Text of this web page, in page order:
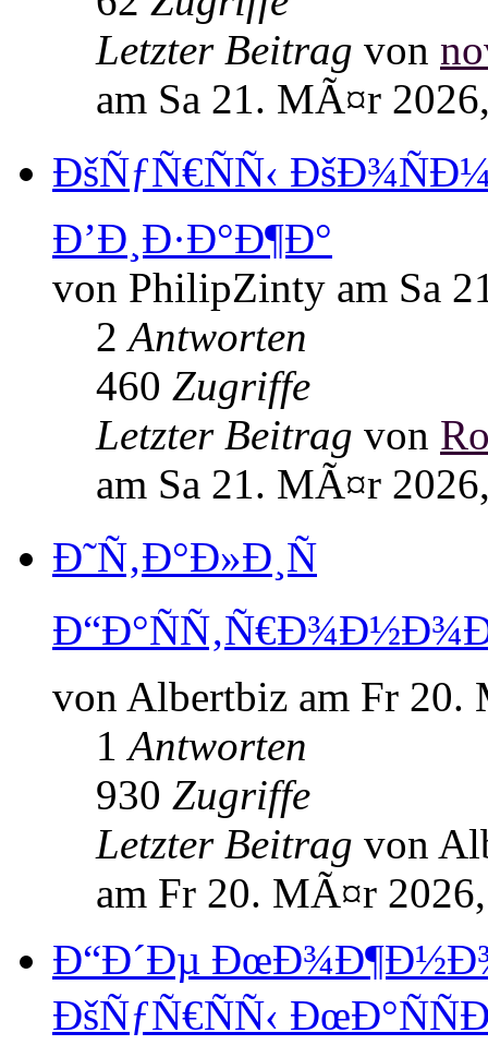
Letzter Beitrag von
am Sa 21. MÃ¤r
ÐšÑƒÑ€ÑÑ‹
Ð’Ð¸Ð·Ð°Ð¶Ð°
von PhilipZinty am Sa
2Antworten
460 Zugriffe
Letzter Beitrag von
am Sa 21. MÃ¤r
Ð˜Ñ‚Ð°Ð»Ð¸Ñ
von Albertbiz am Fr 20.
1Antworten
930 Zugriffe
Letzter Beitrag von
am Fr 20. MÃ¤r
Ð“Ð´Ðµ
ÐšÑƒÑ€ÑÑ‹